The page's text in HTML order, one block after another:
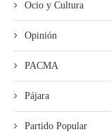
Ocio y Cultura
Opinión
PACMA
Pájara
Partido Popular